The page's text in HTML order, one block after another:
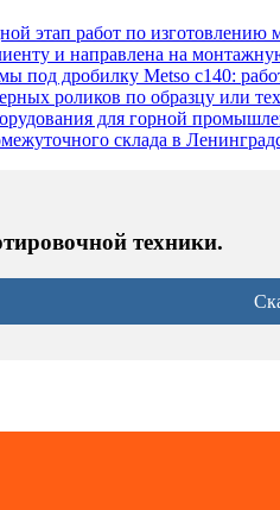
этап работ по
и направлена на
дробилку Metso c140:
роликов по образцу или
для горной
склада в
техники.